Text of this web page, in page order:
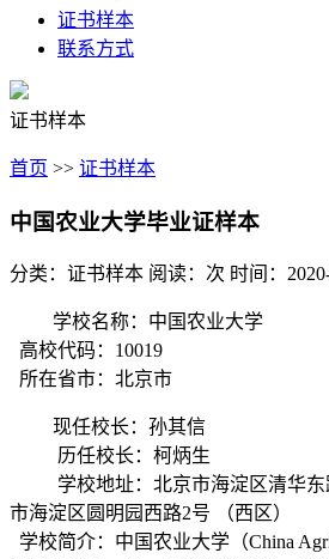
证书样本
联系方式
证书样本
首页 >> 证书样本
中国农业大学毕业证样本
分类：证书样本 阅读： 次 时间：
学校名称：中国农业大学
高校代码：10019
所在省市：北京市
现任校长：孙其信
历任校长：柯炳生
学校地址：北京市海淀区清华东
市海淀区圆明园西路2号 （西区）
学校简介：中国农业大学（China